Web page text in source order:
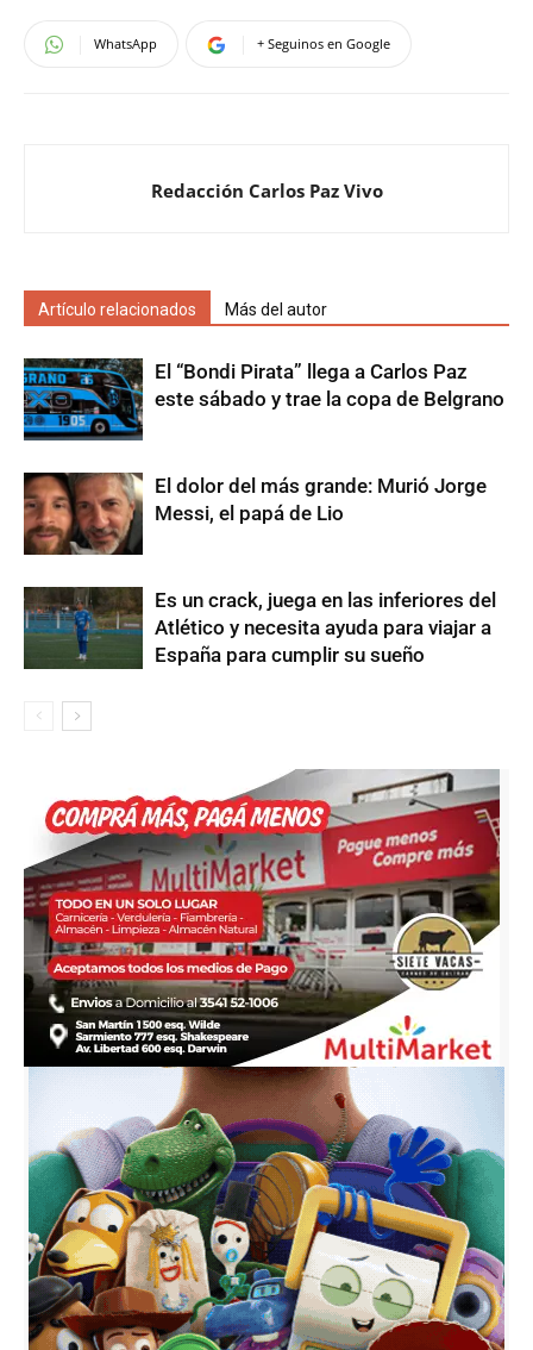
WhatsApp + Seguinos en Google
Redacción Carlos Paz Vivo
Artículo relacionados Más del autor
El “Bondi Pirata” llega a Carlos Paz
este sábado y trae la copa de Belgrano
El dolor del más grande: Murió Jorge
Messi, el papá de Lio
Es un crack, juega en las inferiores del
Atlético y necesita ayuda para viajar a
España para cumplir su sueño